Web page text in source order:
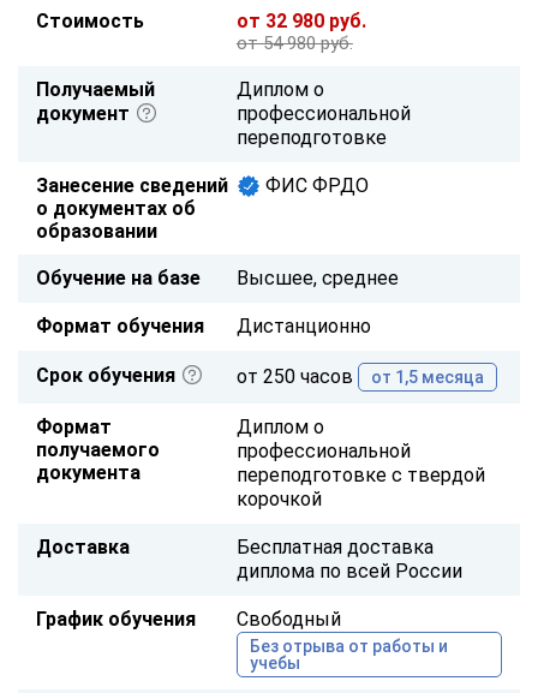
Стоимость от 32 980 руб.
от 54 980 руб.
Получаемый
документ
Диплом о
профессиональной
переподготовке
Занесение сведений
о документах об
образовании
ФИС ФРДО
Обучение на базе Высшее, среднее
Формат обучения Дистанционно
Срок обучения от 250 часов от 1,5 месяца
Формат
получаемого
документа
Диплом о
профессиональной
переподготовке с твердой
корочкой
Доставка
Бесплатная доставка
диплома по всей России
График обучения Свободный
Без отрыва от работы и
учебы